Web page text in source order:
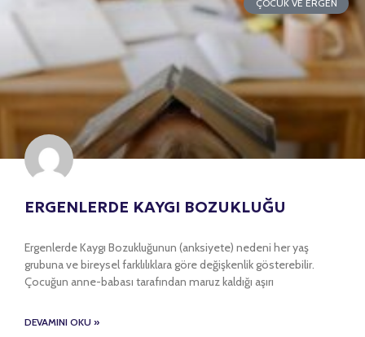
ÇOCUK VE ERGEN
ERGENLERDE KAYGI BOZUKLUĞU
Ergenlerde Kaygı Bozukluğunun (anksiyete) nedeni her yaş
grubuna ve bireysel farklılıklara göre değişkenlik gösterebilir.
Çocuğun anne-babası tarafından maruz kaldığı aşırı
DEVAMINI OKU »